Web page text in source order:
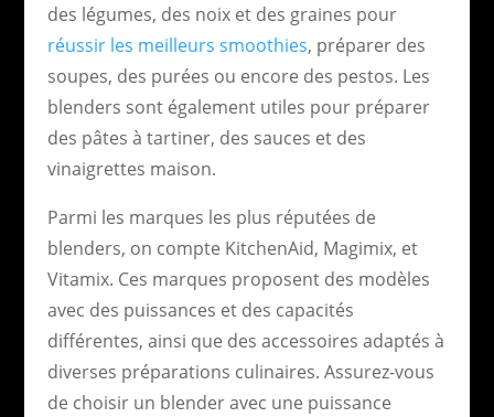
des légumes, des noix et des graines pour
réussir les meilleurs smoothies, préparer des
soupes, des purées ou encore des pestos. Les
blenders sont également utiles pour préparer
des pâtes à tartiner, des sauces et des
vinaigrettes maison.
Parmi les marques les plus réputées de
blenders, on compte KitchenAid, Magimix, et
Vitamix. Ces marques proposent des modèles
avec des puissances et des capacités
différentes, ainsi que des accessoires adaptés à
diverses préparations culinaires. Assurez-vous
de choisir un blender avec une puissance